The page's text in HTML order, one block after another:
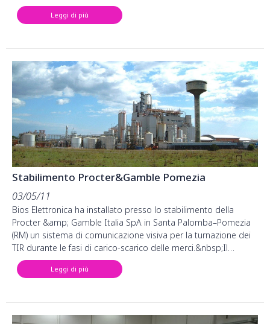
Leggi di più
Stabilimento Procter&Gamble Pomezia
03/05/11
Bios Elettronica ha installato presso lo stabilimento della
Procter &amp; Gamble Italia SpA in Santa Palomba–Pomezia
(RM) un sistema di comunicazione visiva per la turnazione dei
TIR durante le fasi di carico-scarico delle merci.&nbsp;Il…
Leggi di più